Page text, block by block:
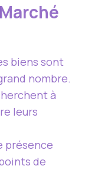
biens sont
nombre.
à
leurs
présence
de